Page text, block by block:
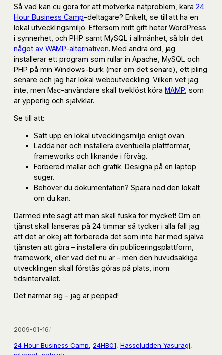
Så vad kan du göra för att motverka nätproblem, kära 24
Hour Business Camp-deltagare? Enkelt, se till att ha en
lokal utvecklingsmiljö. Eftersom mitt gift heter WordPress
i synnerhet, och PHP samt MySQL i allmänhet, så blir det
något av WAMP-alternativen. Med andra ord, jag
installerar ett program som rullar in Apache, MySQL och
PHP på min Windows-burk (mer om det senare), ett pling
senare och jag har lokal webbutveckling. Vilken vet jag
inte, men Mac-användare skall tveklöst köra MAMP , som
är ypperlig och självklar.
Se till att:
Sätt upp en lokal utvecklingsmiljö enligt ovan.
Ladda ner och installera eventuella plattformar,
frameworks och liknande i förväg.
Förbered mallar och grafik. Designa på en laptop
suger.
Behöver du dokumentation? Spara ned den lokalt
om du kan.
Därmed inte sagt att man skall fuska för mycket! Om en
tjänst skall lanseras på 24 timmar så tycker i alla fall jag
att det är okej att förbereda det som inte har med själva
tjänsten att göra – installera din publiceringsplattform,
framework, eller vad det nu är – men den huvudsakliga
utvecklingen skall förstås göras på plats, inom
tidsintervallet.
Det närmar sig – jag är peppad!
2009-01-16/
24 Hour Business Camp, 24HBC1, Hasseludden Yasuragi